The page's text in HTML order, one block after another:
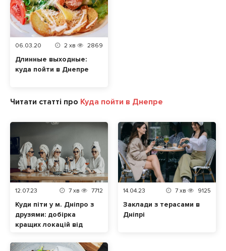
06.03.20 2 хв 2869
Длинные выходные:
куда пойти в Днепре
Читати статті про Куда пойти в Днепре
12.07.23 7 хв 7712
Куди піти у м. Дніпро з
друзями: добірка
кращих локацій від
14.04.23 7 хв 9125
Заклади з терасами в
Дніпрі